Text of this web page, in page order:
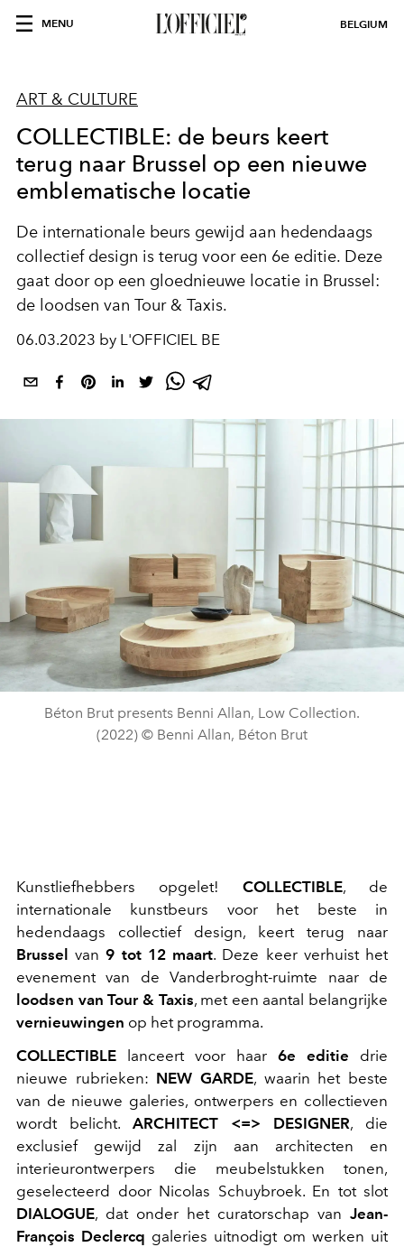
MENU BELGIUM
ART & CULTURE
COLLECTIBLE: de beurs keert
terug naar Brussel op een nieuwe
emblematische locatie
De internationale beurs gewijd aan hedendaags
collectief design is terug voor een 6e editie. Deze
gaat door op een gloednieuwe locatie in Brussel:
de loodsen van Tour & Taxis.
06.03.2023 by L'OFFICIEL BE
Béton Brut presents Benni Allan, Low Collection.
(2022) © Benni Allan, Béton Brut
Kunstliefhebbers opgelet! COLLECTIBLE, de
internationale kunstbeurs voor het beste in
hedendaags collectief design, keert terug naar
Brusselvan9 tot 12 maart. Deze keer verhuist het
evenement van de Vanderbroght-ruimte naar de
loodsen van Tour & Taxis, met een aantal belangrijke
vernieuwingen op het programma.
COLLECTIBLE
lanceert voor haar 6e editie drie
nieuwe rubrieken: NEW GARDE, waarin het beste
van de nieuwe galeries, ontwerpers en collectieven
wordt belicht. ARCHITECT <=> DESIGNER, die
exclusief gewijd zal zijn aan architecten en
interieurontwerpers die meubelstukken tonen,
geselecteerd door Nicolas Schuybroek. En tot slot
DIALOGUE, dat onder het curatorschap van Jean-
François Declercq galeries uitnodigt om werken uit